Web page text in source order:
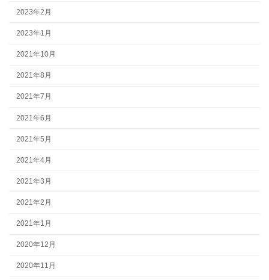
2023年2月
2023年1月
2021年10月
2021年8月
2021年7月
2021年6月
2021年5月
2021年4月
2021年3月
2021年2月
2021年1月
2020年12月
2020年11月